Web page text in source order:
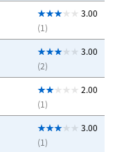
3.00
(1)
3.00
(2)
2.00
(1)
3.00
(1)